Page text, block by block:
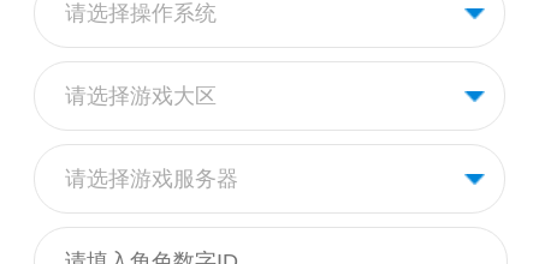
请选择操作系统
请选择游戏大区
请选择游戏服务器